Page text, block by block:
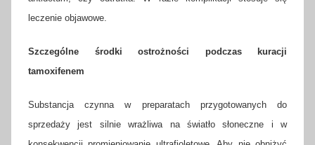
leczenie objawowe.
Szczególne środki ostrożności podczas kuracji
tamoxifenem
Substancja czynna w preparatach przygotowanych do
sprzedaży jest silnie wrażliwa na światło słoneczne i w